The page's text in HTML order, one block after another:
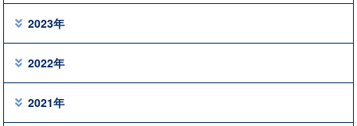
2023年
2022年
2021年